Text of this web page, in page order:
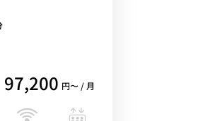
レンタル中！
97,200 円〜 / 月